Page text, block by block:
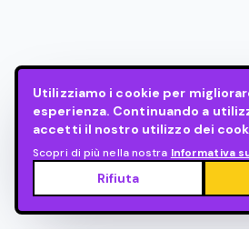
Utilizziamo i cookie per
esperienza. Continuando a
accetti il nostro utilizzo dei
Scopri di più nella nostra Informativa
Rifiuta